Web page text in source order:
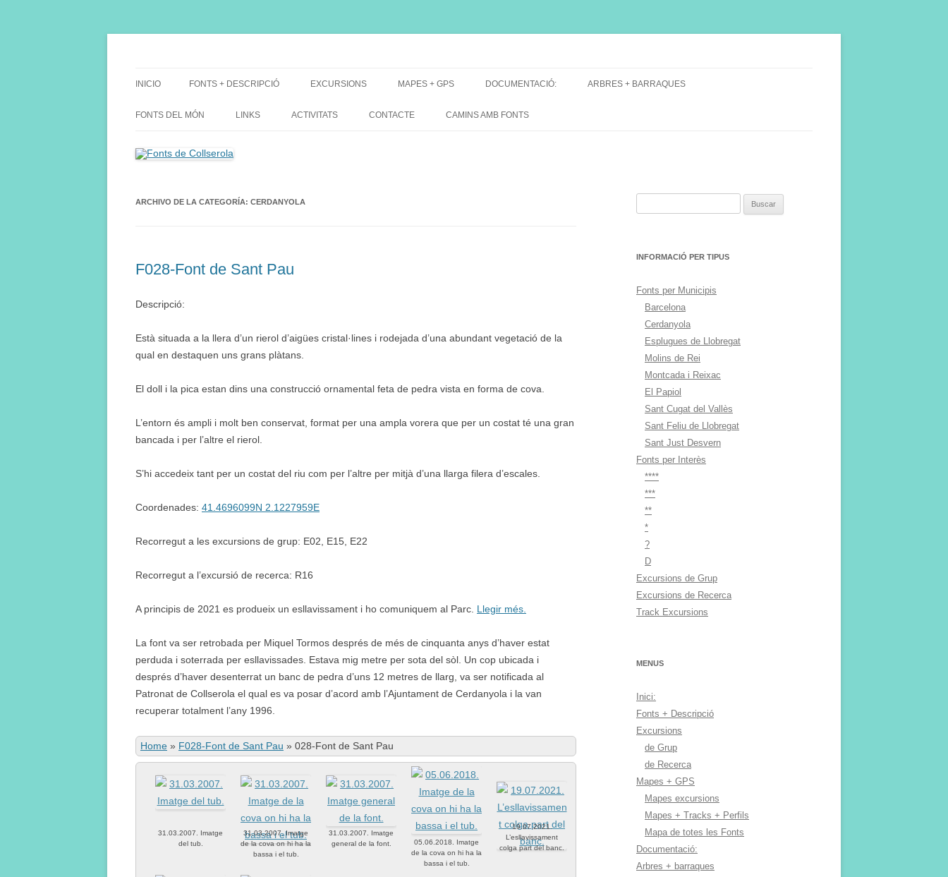
INICIO FONTS + DESCRIPCIÓ EXCURSIONS
DE GRUP
MAPES + GPS
MAPES EXCURSIONS
DOCUMENTACIÓ: ARBRES + BARRAQUES
FONTS DEL MÓN LINKS ACTIVITATS CONTACTE CAMINS AMB FONTS
ARCHIVO DE LA CATEGORÍA: CERDANYOLA
F028-Font de Sant Pau
Descripció:
Està situada a la llera d’un rierol d’aigües cristal·lines i rodejada d’una abundant vegetació de la
qual en destaquen uns grans plàtans.
El doll i la pica estan dins una construcció ornamental feta de pedra vista en forma de cova.
L’entorn és ampli i molt ben conservat, format per una ampla vorera que per un costat té una gran
bancada i per l’altre el rierol.
S’hi accedeix tant per un costat del riu com per l’altre per mitjà d’una llarga filera d’escales.
Coordenades: 41.4696099N 2.1227959E
Recorregut a les excursions de grup: E02, E15, E22
Recorregut a l’excursió de recerca: R16
A principis de 2021 es produeix un esllavissament i ho comuniquem al Parc. Llegir més.
La font va ser retrobada per Miquel Tormos després de més de cinquanta anys d’haver estat
perduda i soterrada per esllavissades. Estava mig metre per sota del sòl. Un cop ubicada i
després d’haver desenterrat un banc de pedra d’uns 12 metres de llarg, va ser notificada al
Patronat de Collserola el qual es va posar d’acord amb l’Ajuntament de Cerdanyola i la van
recuperar totalment l’any 1996.
Home » F028-Font de Sant Pau » 028-Font de Sant Pau
31.03.2007. Imatge
del tub.
31.03.2007. Imatge
de la cova on hi ha la
bassa i el tub.
31.03.2007. Imatge
general de la font.
05.06.2018. Imatge
de la cova on hi ha la
bassa i el tub.
19.07.2021.
L’esllavissament
colga part del banc.
INFORMACIÓ PER TIPUS
Fonts per Municipis
Barcelona
Cerdanyola
Esplugues de Llobregat
Molins de Rei
Montcada i Reixac
El Papiol
Sant Cugat del Vallès
Sant Feliu de Llobregat
Sant Just Desvern
Fonts per Interès
****
***
**
*
?
D
Excursions de Grup
Excursions de Recerca
Track Excursions
MENUS
Inici:
Fonts + Descripció
Excursions
de Grup
de Recerca
Mapes + GPS
Mapes excursions
Mapes + Tracks + Perfils
Mapa de totes les Fonts
Documentació:
Arbres + barraques